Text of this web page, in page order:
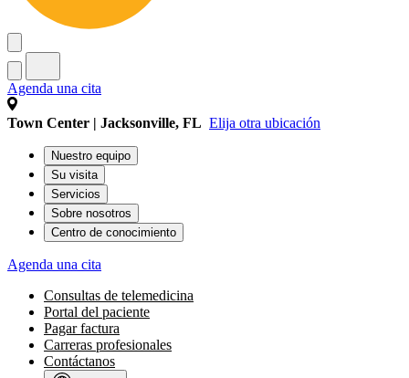
Agenda una cita
Town Center | Jacksonville, FL Elija otra ubicación
Nuestro equipo
Su visita
Servicios
Sobre nosotros
Centro de conocimiento
Agenda una cita
Consultas de telemedicina
Portal del paciente
Pagar factura
Carreras profesionales
Contáctanos